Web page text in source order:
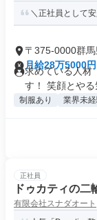
＼正社員として
〒375-0000群
月給28万5000
求めている人材
す！ 笑顔とやる
制服あり 業界未
正社員
ドゥカティの
有限会社スナダオート